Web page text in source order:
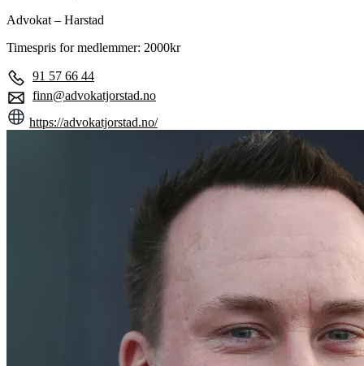
Advokat – Harstad
Timespris for medlemmer: 2000kr
91 57 66 44
finn@advokatjorstad.no
https://advokatjorstad.no/